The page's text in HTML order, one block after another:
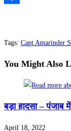
Tags: Capt Amarinder
You Might Also
बड़ा हादसा – पंजाब
April 18, 2022